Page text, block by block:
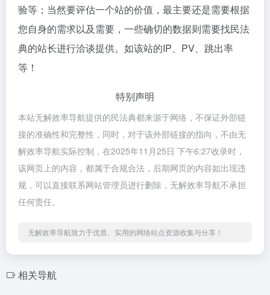
验等；当然要评估一个站的价值，最主要还是需要根据
您自身的需求以及需要，一些确切的数据则需要找民法
典的站长进行洽谈提供。如该站的IP、PV、跳出率
等！
特别声明
本站无解效率导航提供的民法典都来源于网络，不保证外部链
接的准确性和完整性，同时，对于该外部链接的指向，不由无
解效率导航实际控制，在2025年11月25日 下午6:27收录时，
该网页上的内容，都属于合规合法，后期网页的内容如出现违
规，可以直接联系网站管理员进行删除，无解效率导航不承担
任何责任。
无解效率导航致力于优质、实用的网络站点资源收集与分享！
相关导航